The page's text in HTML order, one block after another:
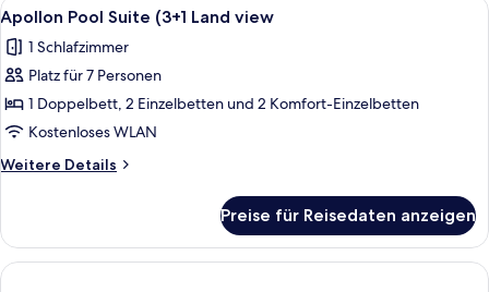
(2+1
Land
view)
Fotos
für
Apollon
Pool
Suite
(3+1
Land
anzeigen
1
Apollon Pool Suite (3+1 Land view
1 Schlafzimmer
Platz für 7 Personen
1 Doppelbett, 2 Einzelbetten und 2 Komfort-Einzelbetten
Kostenloses WLAN
Weitere Details
Weitere
Pool
Suite
(3+1
Preise für Reisedaten anzeigen